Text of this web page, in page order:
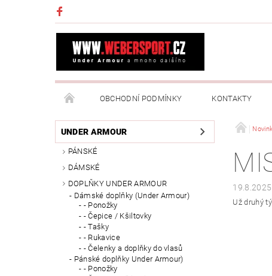
OBCHODNÍ PODMÍNKY KONTAKTY
NAPIŠTE NÁM MOJE OBJEDNÁVKA
UNDER ARMOUR
PÁNSKÉ
DÁMSKÉ
DOPLŇKY UNDER ARMOUR
Dámské doplňky (Under Armour)
- Ponožky
- Čepice / Kšiltovky
- Tašky
- Rukavice
- Čelenky a doplňky do vlasů
Pánské doplňky Under Armour)
- Ponožky
19.8.2025
Už druhý